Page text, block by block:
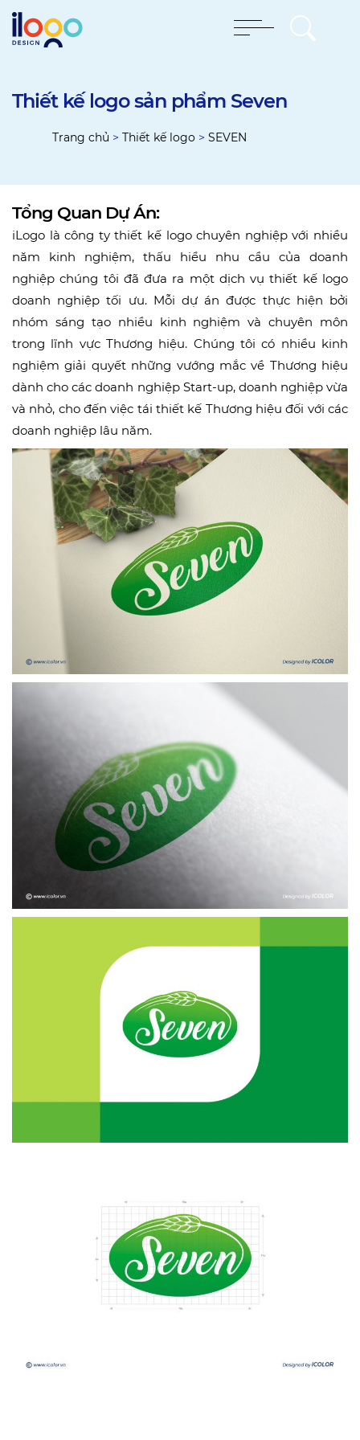
Thiết kế logo sản phẩm Seven
Trang chủ > Thiết kế logo > SEVEN
Tổng Quan Dự Án:
iLogo là công ty thiết kế logo chuyên nghiệp với nhiều
năm kinh nghiệm, thấu hiểu nhu cầu của doanh
nghiệp chúng tôi đã đưa ra một dịch vụ thiết kế logo
doanh nghiệp tối ưu. Mỗi dự án được thực hiện bởi
nhóm sáng tạo nhiều kinh nghiệm và chuyên môn
trong lĩnh vực Thương hiệu. Chúng tôi có nhiều kinh
nghiệm giải quyết những vướng mắc về Thương hiệu
dành cho các doanh nghiệp Start-up, doanh nghiệp vừa
và nhỏ, cho đến việc tái thiết kế Thương hiệu đối với các
doanh nghiệp lâu năm.